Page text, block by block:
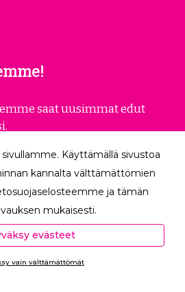
saat uusimmat edut
Käyttämällä sivustoa
kannalta välttämättömien
ja tämän
mukaisesti.
ja markkinointievästeet
ja analysoimaan
ja käyttöä (Analytiikka ja
evästeet
vain välttämättömät